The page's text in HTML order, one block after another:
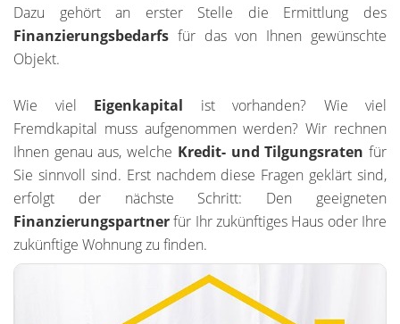
Dazu gehört an erster Stelle die Ermittlung des
Finanzierungsbedarfs für das von Ihnen gewünschte
Objekt.
Wie viel Eigenkapital ist vorhanden? Wie viel
Fremdkapital muss aufgenommen werden? Wir rechnen
Ihnen genau aus, welche Kredit- und Tilgungsraten für
Sie sinnvoll sind. Erst nachdem diese Fragen geklärt sind,
erfolgt der nächste Schritt: Den geeigneten
Finanzierungspartnerfür Ihr zukünftiges Haus oder Ihre
zukünftige Wohnung zu finden.